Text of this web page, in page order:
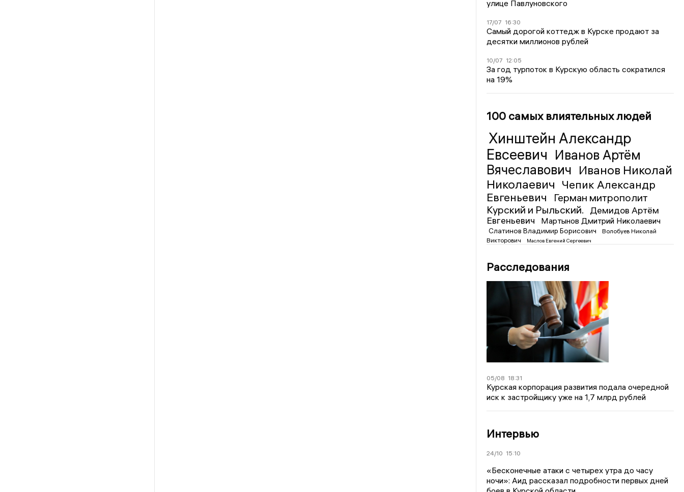
улице Павлуновского
17/07 16:30
Самый дорогой коттедж в Курске продают за
десятки миллионов рублей
10/07 12:05
За год турпоток в Курскую область сократился
на 19%
100 самых влиятельных людей
Хинштейн Александр
Евсеевич Иванов Артём
Вячеславович Иванов Николай
Николаевич Чепик Александр
Евгеньевич
Герман митрополит
Курский и Рыльский.
Демидов Артём
Евгеньевич
Мартынов Дмитрий Николаевич
Слатинов Владимир Борисович
Волобуев Николай
Викторович
Маслов Евгений Сергеевич
Расследования
05/08 18:31
Курская корпорация развития подала очередной
иск к застройщику уже на 1,7 млрд рублей
Интервью
24/10 15:10
«Бесконечные атаки с четырех утра до часу
ночи»: Аид рассказал подробности первых дней